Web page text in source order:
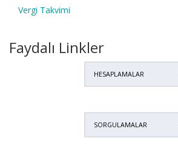
Vergi Takvimi
Faydalı Linkler